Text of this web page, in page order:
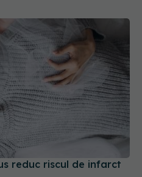
reduc riscul de infarct